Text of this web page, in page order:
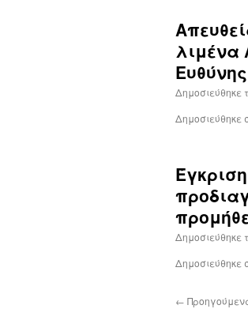
λιμένα
Δημοσιεύθηκε
Δημοσιεύθηκε
Δημοσιεύθηκε
Δημοσιεύθηκε
←